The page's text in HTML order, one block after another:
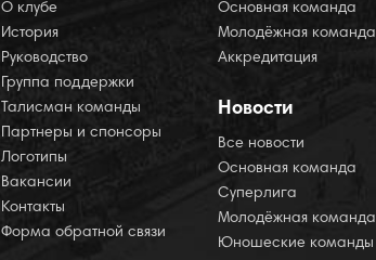
О клубе
История
Руководство
Группа поддержки
Талисман команды
Партнеры и спонсоры
Логотипы
Вакансии
Контакты
Форма обратной связи
Основная команда
Молодёжная команда
Аккредитация
Новости
Все новости
Основная команда
Суперлига
Молодёжная команда
Юношеские команды